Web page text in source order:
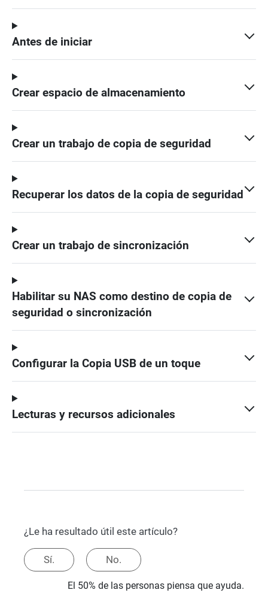
Antes de iniciar
Crear espacio de almacenamiento
Crear un trabajo de copia de seguridad
Recuperar los datos de la copia de seguridad
Crear un trabajo de sincronización
Habilitar su NAS como destino de copia de
seguridad o sincronización
Configurar la Copia USB de un toque
Lecturas y recursos adicionales
¿Le ha resultado útil este artículo?
Sí. No.
El 50% de las personas piensa que ayuda.